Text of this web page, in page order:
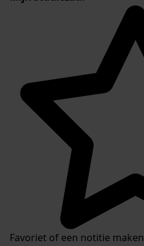
Favoriet of een notitie maken